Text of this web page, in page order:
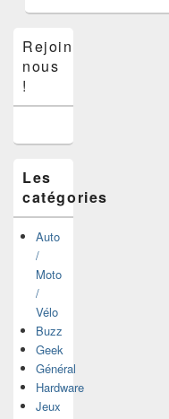
principale
de
widget
latérale
Rejoins-
nous
!
Les
catégories
Auto
/
Moto
/
Vélo
Buzz
Geek
Général
Hardware
Jeux